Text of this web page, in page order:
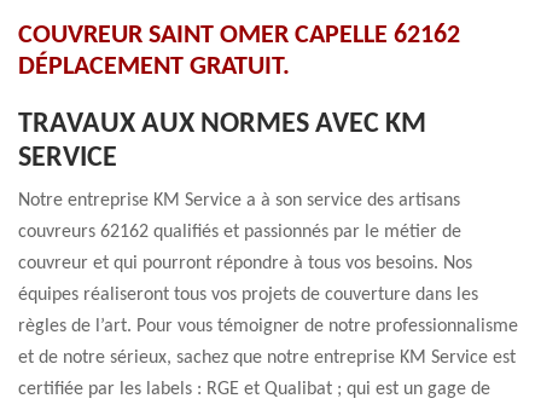
COUVREUR SAINT OMER CAPELLE 62162
DÉPLACEMENT GRATUIT.
TRAVAUX AUX NORMES AVEC KM
SERVICE
Notre entreprise KM Service a à son service des artisans
couvreurs 62162 qualifiés et passionnés par le métier de
couvreur et qui pourront répondre à tous vos besoins. Nos
équipes réaliseront tous vos projets de couverture dans les
règles de l’art. Pour vous témoigner de notre professionnalisme
et de notre sérieux, sachez que notre entreprise KM Service est
certifiée par les labels : RGE et Qualibat ; qui est un gage de